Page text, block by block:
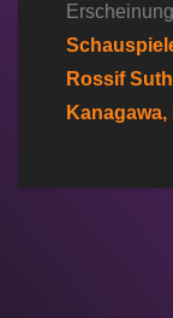
Rossif